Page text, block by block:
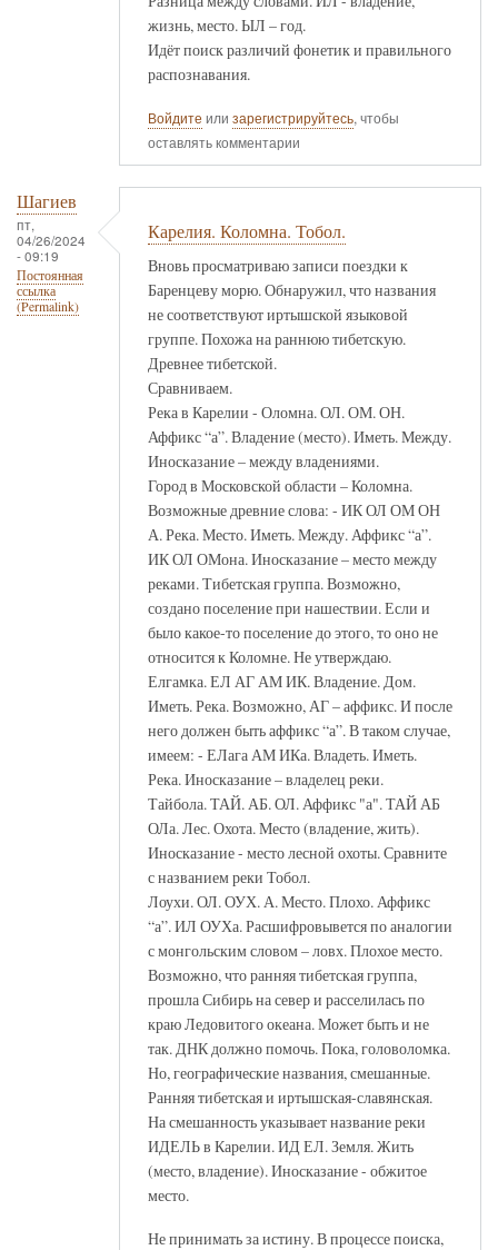
жизнь, место. ЫЛ – год.
Идёт поиск различий фонетик и правильного
распознавания.
Войдите или зарегистрируйтесь, чтобы
оставлять комментарии
Шагиев
пт,
04/26/2024
- 09:19
Постоянная
ссылка
(Permalink)
Карелия. Коломна. Тобол.
Вновь просматриваю записи поездки к
Баренцеву морю. Обнаружил, что названия
не соответствуют иртышской языковой
группе. Похожа на раннюю тибетскую.
Древнее тибетской.
Сравниваем.
Река в Карелии - Оломна. ОЛ. ОМ. ОН.
Аффикс “а”. Владение (место). Иметь. Между.
Иносказание – между владениями.
Город в Московской области – Коломна.
Возможные древние слова: - ИК ОЛ ОМ ОН
А. Река. Место. Иметь. Между. Аффикс “а”.
ИК ОЛ ОМона. Иносказание – место между
реками. Тибетская группа. Возможно,
создано поселение при нашествии. Если и
было какое-то поселение до этого, то оно не
относится к Коломне. Не утверждаю.
Елгамка. ЕЛ АГ АМ ИК. Владение. Дом.
Иметь. Река. Возможно, АГ – аффикс. И после
него должен быть аффикс “а”. В таком случае,
имеем: - ЕЛага АМ ИКа. Владеть. Иметь.
Река. Иносказание – владелец реки.
Тайбола. ТАЙ. АБ. ОЛ. Аффикс "а". ТАЙ АБ
ОЛа. Лес. Охота. Место (владение, жить).
Иносказание - место лесной охоты. Сравните
с названием реки Тобол.
Лоухи. ОЛ. ОУХ. А. Место. Плохо. Аффикс
“а”. ИЛ ОУХа. Расшифровывется по аналогии
с монгольским словом – ловх. Плохое место.
Возможно, что ранняя тибетская группа,
прошла Сибирь на север и расселилась по
краю Ледовитого океана. Может быть и не
так. ДНК должно помочь. Пока, головоломка.
Но, географические названия, смешанные.
Ранняя тибетская и иртышская-славянская.
На смешанность указывает название реки
ИДЕЛЬ в Карелии. ИД ЕЛ. Земля. Жить
(место, владение). Иносказание - обжитое
место.
Не принимать за истину. В процессе поиска,